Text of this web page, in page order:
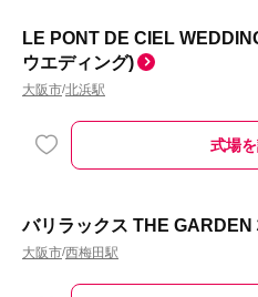
LE PONT DE CIEL
ウエディング)
大阪市/北浜駅
式場
バリラックス THE GARDEN
大阪市/西梅田駅